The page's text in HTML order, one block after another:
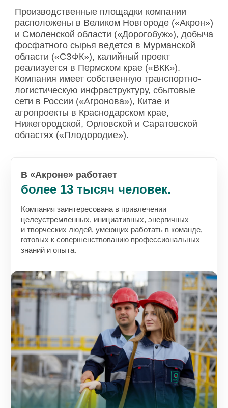
Производственные площадки компании
расположены в Великом Новгороде («Акрон»)
и Смоленской области («Дорогобуж»), добыча
фосфатного сырья ведется в Мурманской
области («СЗФК»), калийный проект
реализуется в Пермском крае («ВКК»).
Компания имеет собственную транспортно-
логистическую инфраструктуру, сбытовые
сети в России («Агронова»), Китае и
агропроекты в Краснодарском крае,
Нижегородской, Орловской и Саратовской
областях («Плодородие»).
В «Акроне» работает
более 13 тысяч человек.
Компания заинтересована в привлечении
целеустремленных, инициативных, энергичных
и творческих людей, умеющих работать в команде,
готовых к совершенствованию профессиональных
знаний и опыта.